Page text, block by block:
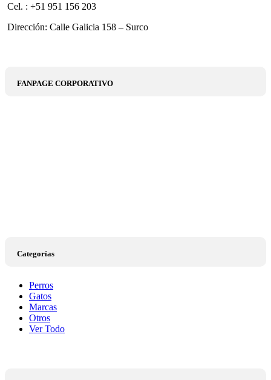
Cel. : +51 951 156 203
Dirección: Calle Galicia 158 – Surco
FANPAGE CORPORATIVO
Categorías
Perros
Gatos
Marcas
Otros
Ver Todo